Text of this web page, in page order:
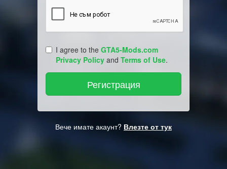
I agree to the GTA5-Mods.com
Privacy Policy and Terms of Use.
Вече имате акаунт? Влезте от тук